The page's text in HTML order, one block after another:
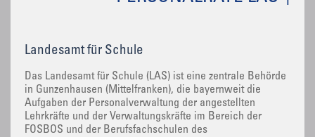
Landesamt für Schule
Das Landesamt für Schule (LAS) ist eine zentrale Behörde
in Gunzenhausen (Mittelfranken), die bayernweit die
Aufgaben der Personalverwaltung der angestellten
Lehrkräfte und der Verwaltungskräfte im Bereich der
FOSBOS und der Berufsfachschulen des